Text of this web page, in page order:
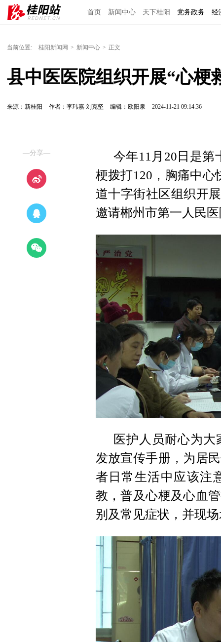
首页 新闻中心 天下桂阳 党务政务 经
当前位置: 桂阳新闻网 > 新闻中心 > 正文
县中医医院组织开展“心梗
来源：新桂阳 作者：李玮嘉 刘克坚 编辑：欧阳泉 2024-11-21 09:14:36
—分享—
今年11月20日是第
梗拨打120，胸痛中心
道十字街社区组织开
邀请郴州市第一人民
医护人员耐心为
发放宣传手册，为居
者日常生活中应该注
教，普及心梗及心血
别及常见症状，并现